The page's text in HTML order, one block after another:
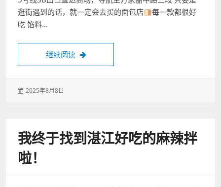
逛街遇到的话，就一定会去买的面包店
每一款都很好
吃 馅料…
继续阅读 在长沙快去吃奶油号角！不能错过的面包店
发
2025年8月8日
我终于找到湛江好吃的麻辣拌
啦！